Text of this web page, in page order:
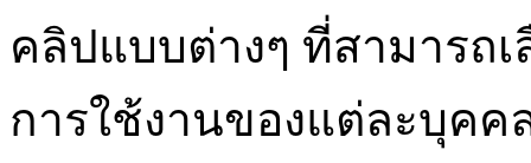
คลิปแบบต่างๆ ที่สามารถ
การใช้งานของแต่ละบุคค